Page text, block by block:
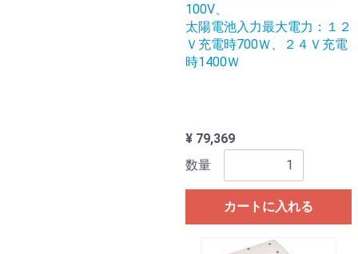
100V、
太陽電池入力最大電力：１２
Ｖ充電時700Ｗ、２４Ｖ充電
時1400Ｗ
¥ 79,369
数量
カートに入れる